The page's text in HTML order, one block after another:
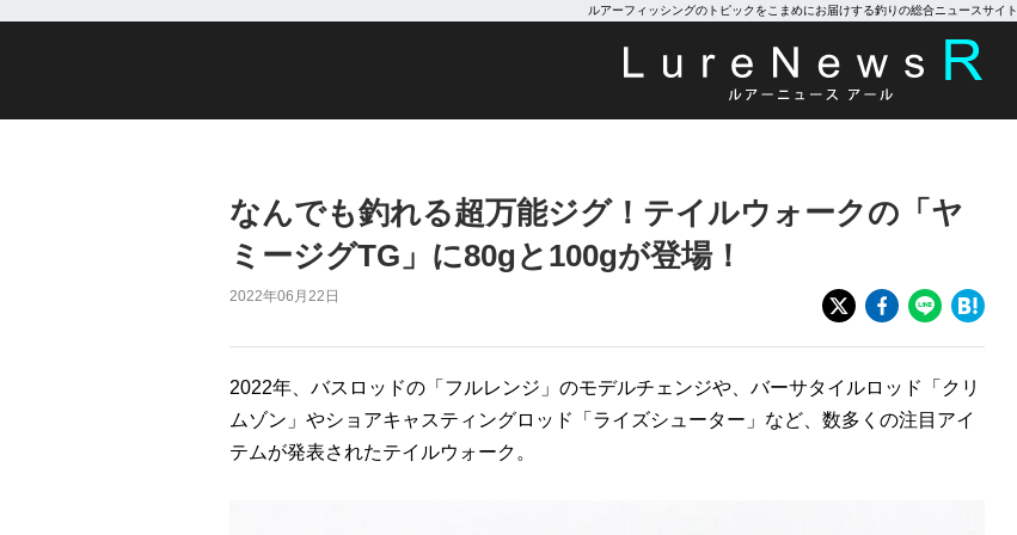
ルアーフィッシングのトピックをこまめにお届けする釣りの総合ニュースサイト
なんでも釣れる超万能ジグ！テイルウォークの「ヤ
ミージグTG」に80gと100gが登場！
2022年06月22日
2022年、バスロッドの「フルレンジ」のモデルチェンジや、バーサタイルロッド「クリ
ムゾン」やショアキャスティングロッド「ライズシューター」など、数多くの注目アイ
テムが発表されたテイルウォーク。